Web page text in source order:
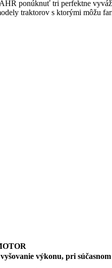
ponúknuť tri perfektne
traktorov s ktorými môžu
výkonu, pri